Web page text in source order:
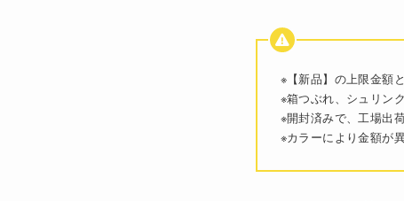
※【新品】の上限金額
※箱つぶれ、シュリン
※開封済みで、工場出
※カラーにより金額が